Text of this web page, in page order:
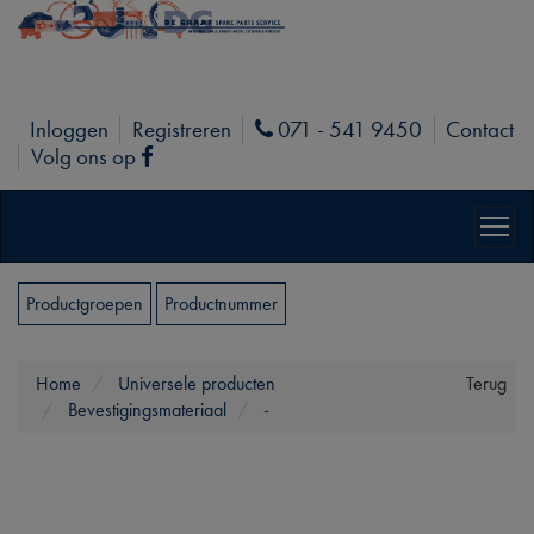
Inloggen Registreren Phone
071 - 541 9450
Contact
Volg ons op
Facebook
Productgroepen Productnummer
Terug
Home
Universele producten
Bevestigingsmateriaal
-